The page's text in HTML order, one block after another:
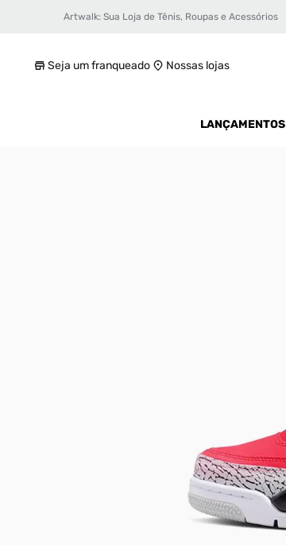
Artwalk: Sua Loja de Tênis, Roupas e Acessórios
Seja um franqueado Nossas lojas
LANÇAMENTOS
R$ 1299,99